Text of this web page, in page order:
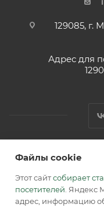
129085, г.
Адрес для
2026 © Обращаем
информация,
информационный
офертой,
Файлы cookie
Этот сайтсобирает
посетителей . Яндекс
адрес, информацию